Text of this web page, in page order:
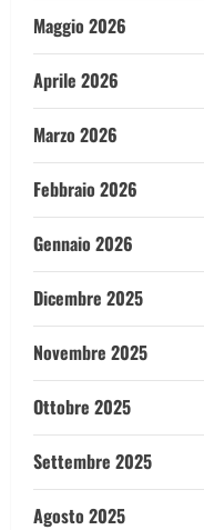
Maggio 2026
Aprile 2026
Marzo 2026
Febbraio 2026
Gennaio 2026
Dicembre 2025
Novembre 2025
Ottobre 2025
Settembre 2025
Agosto 2025